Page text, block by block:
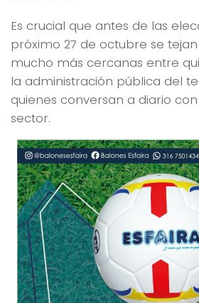
Es crucial que antes de las
próximo 27 de octubre se
mucho más cercanas entre
la administración pública del
quienes conversan a diario
sector.